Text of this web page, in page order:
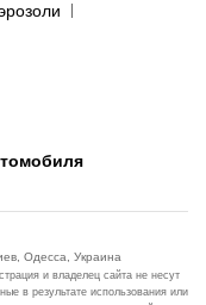
Одесса, Украина
и владелец сайта не несут
в результате использования или